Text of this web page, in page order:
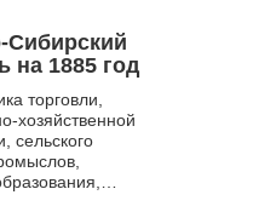
Сибирский
на 1885 год
торговли,
хозяйственной
сельского